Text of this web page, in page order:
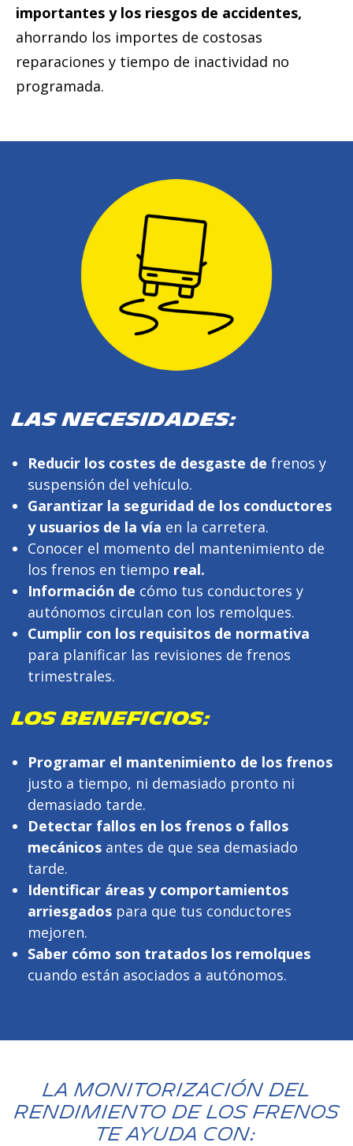
importantes y los riesgos de accidentes,
ahorrando los importes de costosas
reparaciones y tiempo de inactividad no
programada.
LAS NECESIDADES:
Reducir los costes de desgaste de frenos y
suspensión del vehículo.
Garantizar la seguridad de los conductores
y usuarios de la vía en la carretera.
Conocer el momento del mantenimiento de
los frenos en tiempo real.
Información de cómo tus conductores y
autónomos circulan con los remolques.
Cumplir con los requisitos de normativa
para planificar las revisiones de frenos
trimestrales.
LOS BENEFICIOS:
Programar el mantenimiento de los frenos
justo a tiempo, ni demasiado pronto ni
demasiado tarde.
Detectar fallos en los frenos o fallos
mecánicos antes de que sea demasiado
tarde.
Identificar áreas y comportamientos
arriesgados para que tus conductores
mejoren.
Saber cómo son tratados los remolques
cuando están asociados a autónomos.
La monitorización del
rendimiento de los frenos
te ayuda con: